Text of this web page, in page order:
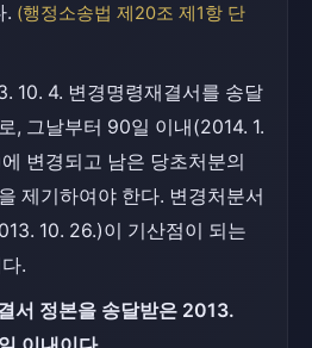
. (행정소송법 제20조 제1항 단
10. 4. 변경명령재결서를 송달
, 그날부터 90일 이내(2014. 1.
변경되고 남은 당초처분의
제기하여야 한다. 변경처분서
10. 26.)이 기산점이 되는
.
서 정본을 송달받은 2013.